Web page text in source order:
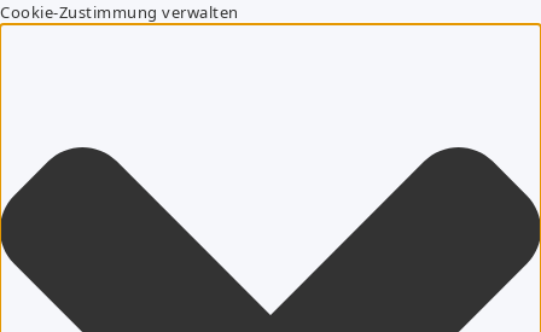
Cookie-Zustimmung verwalten